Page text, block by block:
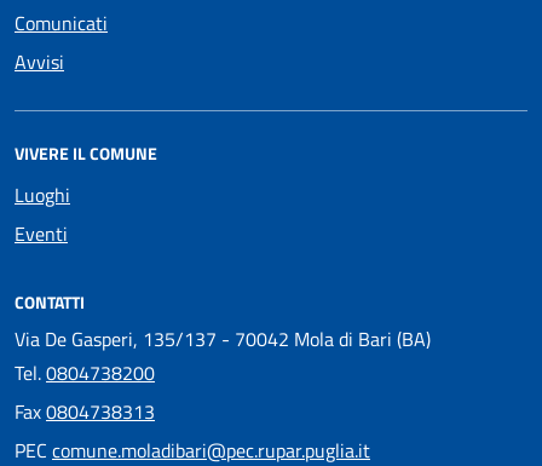
Comunicati
Avvisi
VIVERE IL COMUNE
Luoghi
Eventi
CONTATTI
Via De Gasperi, 135/137 - 70042 Mola di Bari (BA)
Tel.0804738200
Fax0804738313
PEC comune.moladibari@pec.rupar.puglia.it